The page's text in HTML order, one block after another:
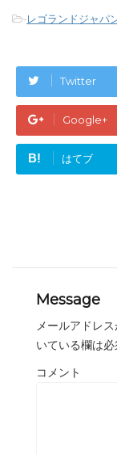
-レゴランドジャパ
Twitter
Google+
B! はてブ
Message
メールアドレ
いている欄は
コメント